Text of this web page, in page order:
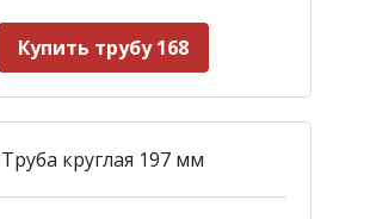
Купить трубу 168
Труба круглая 197 мм